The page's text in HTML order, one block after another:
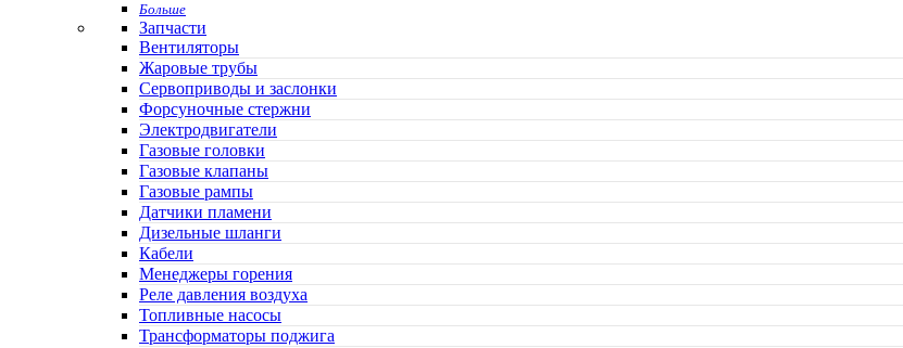
Больше
Запчасти
Вентиляторы
Жаровые трубы
Сервоприводы и заслонки
Форсуночные стержни
Электродвигатели
Газовые головки
Газовые клапаны
Газовые рампы
Датчики пламени
Дизельные шланги
Кабели
Менеджеры горения
Реле давления воздуха
Топливные насосы
Трансформаторы поджига